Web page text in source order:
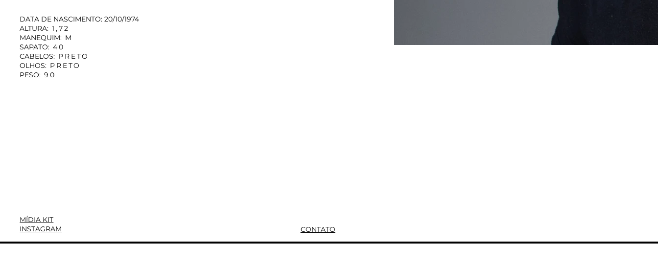
DATA DE NASCIMENTO: 20/10/1974
ALTURA: 1,72
MANEQUIM: M
SAPATO: 40
CABELOS: PRETO
OLHOS: PRETO
PESO: 90
MÍDIA KIT
INSTAGRAM
CONTATO